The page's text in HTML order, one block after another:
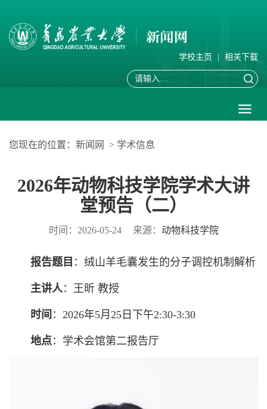
学校主页 相关下载
您现在的位置： 新闻网 > 学术信息
2026年动物科技学院学术大讲
堂预告（二）
时间：2026-05-24 来源： 动物科技学院
报告题目 ：绒山羊毛囊发生的分子调控机制解析
主讲人：王昕 教授
时间 ：2026年5月25日下午2:30-3:30
地点：学术会馆第二报告厅